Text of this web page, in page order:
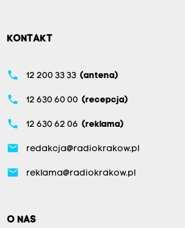
KONTAKT
phone 12 200 33 33 (antena)
phone 12 630 60 00 (recepcja)
phone 12 630 62 06 (reklama)
email redakcja@radiokrakow.pl
email reklama@radiokrakow.pl
O NAS